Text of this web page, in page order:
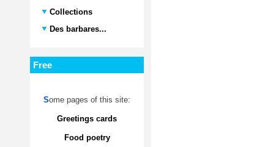
Collections
Des barbares...
Free
Some pages of this site:
Greetings cards
Food poetry